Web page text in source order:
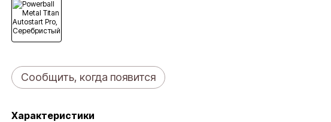
Сообщить, когда появится
Характеристики